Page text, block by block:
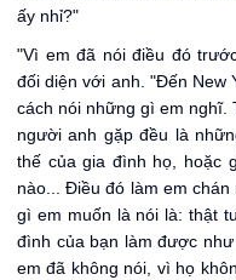
ấy nhỉ?"
"Vì em đã nói điều đó
đối diện với anh. "Đến New
cách nói những gì em nghĩ.
người anh gặp đều là
thế của gia đình họ, hoặc
nào... Điều đó làm em
gì em muốn là nói là: thật
đình của bạn làm được
em đã không nói, vì họ